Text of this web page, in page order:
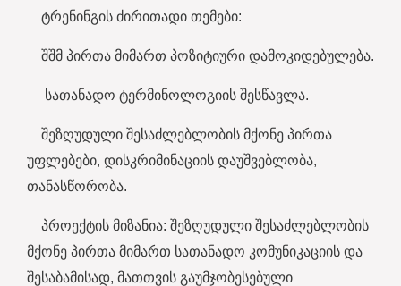
ტრენინგის ძირითადი თემები:
შშმ პირთა მიმართ პოზიტიური დამოკიდებულება.
სათანადო ტერმინოლოგიის შესწავლა.
შეზღუდული შესაძლებლობის მქონე პირთა
უფლებები, დისკრიმინაციის დაუშვებლობა,
თანასწორობა.
პროექტის მიზანია: შეზღუდული შესაძლებლობის
მქონე პირთა მიმართ სათანადო კომუნიკაციის და
შესაბამისად, მათთვის გაუმჯობესებული